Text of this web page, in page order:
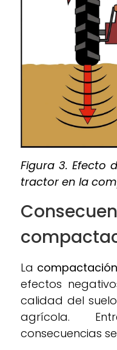
Figura 3. Efecto
tractor en la
La
efectos
calidad del
agrícola.
consecuencias